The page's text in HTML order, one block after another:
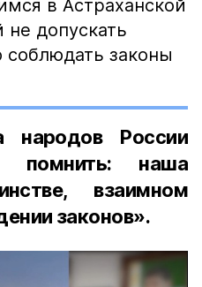
в Астраханской
не допускать
соблюдать законы
народов России
помнить: наша
взаимном
законов».